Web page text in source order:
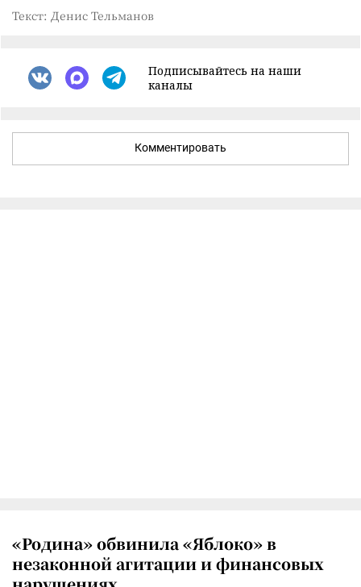
Текст: Денис Тельманов
Подписывайтесь на наши
каналы
Комментировать
«Родина» обвинила «Яблоко» в
незаконной агитации и финансовых